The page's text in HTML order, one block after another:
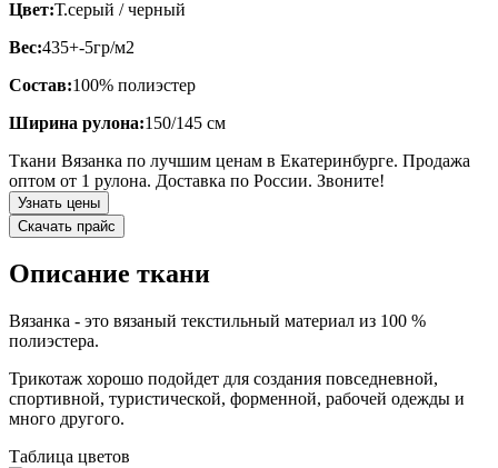
Цвет:Т.серый / черный
Вес:435+-5гр/м2
Состав:100% полиэстер
Ширина рулона:150/145 см
Ткани Вязанка по лучшим ценам в Екатеринбурге. Продажа
оптом от 1 рулона. Доставка по России. Звоните!
Узнать цены
Скачать прайс
Описание ткани
Вязанка - это вязаный текстильный материал из 100 %
полиэстера.
Трикотаж хорошо подойдет для создания повседневной,
спортивной, туристической, форменной, рабочей одежды и
много другого.
Таблица цветов